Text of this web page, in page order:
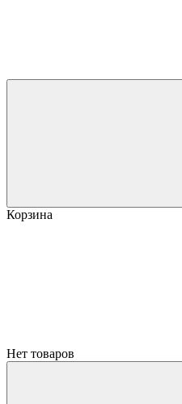
Корзина
Нет товаров